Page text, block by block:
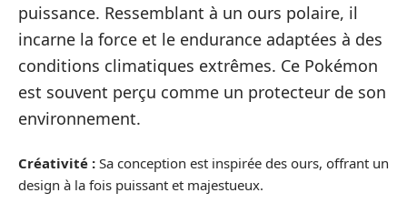
puissance. Ressemblant à un ours polaire, il
incarne la force et le endurance adaptées à des
conditions climatiques extrêmes. Ce Pokémon
est souvent perçu comme un protecteur de son
environnement.
Créativité : Sa conception est inspirée des ours, offrant un
design à la fois puissant et majestueux.